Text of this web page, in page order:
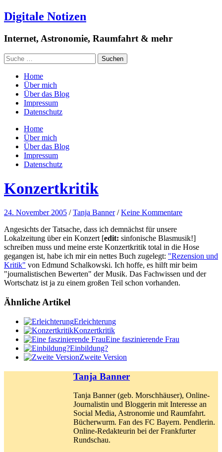
Digitale Notizen
Internet, Astronomie, Raumfahrt & mehr
Home
Über mich
Über das Blog
Impressum
Datenschutz
Home
Über mich
Über das Blog
Impressum
Datenschutz
Konzertkritik
24. November 2005 /Tanja Banner /Keine Kommentare
Angesichts der Tatsache, dass ich demnächst für unsere
Lokalzeitung über ein Konzert [edit: sinfonische Blasmusik!]
schreiben muss und meine erste Konzertkritik total in die Hose
gegangen ist, habe ich mir ein nettes Buch zugelegt: "Rezension und
Kritik" von Edmund Schalkowski. Ich hoffe, es hilft mir beim
"journalistischen Bewerten" der Musik. Das Fachwissen und der
Wortschatz ist ja zu einem großen Teil schon vorhanden.
Ähnliche Artikel
Erleichterung
Konzertkritik
Eine faszinierende Frau
Einbildung?
Zweite Version
Tanja Banner
Tanja Banner (geb. Morschhäuser), Online-
Journalistin und Bloggerin mit Interesse an
Social Media, Astronomie und Raumfahrt.
Bücherwurm. Fan des FC Bayern. Pendlerin.
Online-Redakteurin bei der Frankfurter
Rundschau.